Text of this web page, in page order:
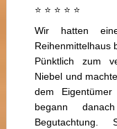
⭐ ⭐ ⭐ ⭐ ⭐
Wir hatten
Reihenmittelhaus
Pünktlich zum
Niebel und
dem
begann